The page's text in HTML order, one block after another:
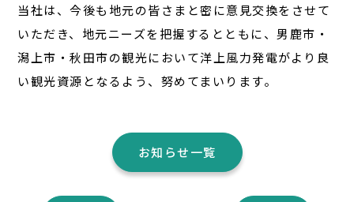
当社は、今後も地元の皆さまと密に意見交換をさせて
いただき、地元ニーズを把握するとともに、男鹿市・
潟上市・秋田市の観光において洋上風力発電がより良
い観光資源となるよう、努めてまいります。
お知らせ一覧